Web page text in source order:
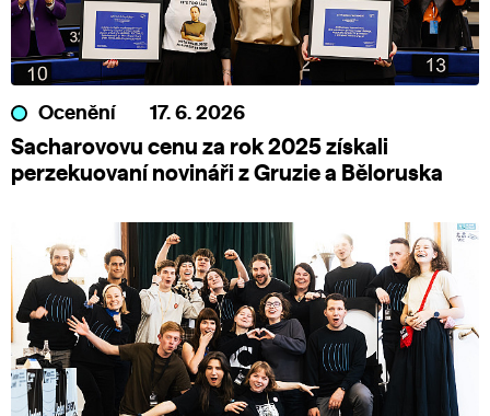
Ocenění 17. 6. 2026
Sacharovovu cenu za rok 2025 získali
perzekuovaní novináři z Gruzie a Běloruska